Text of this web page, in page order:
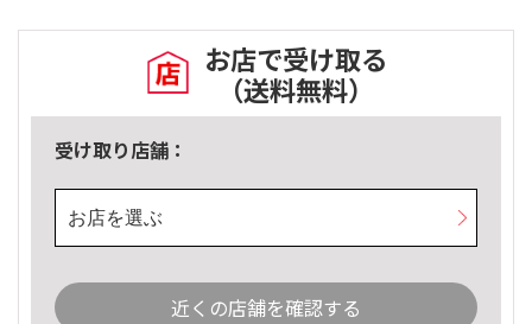
お店で受け取る
（送料無料）
受け取り店舗：
お店を選ぶ
近くの店舗を確認する